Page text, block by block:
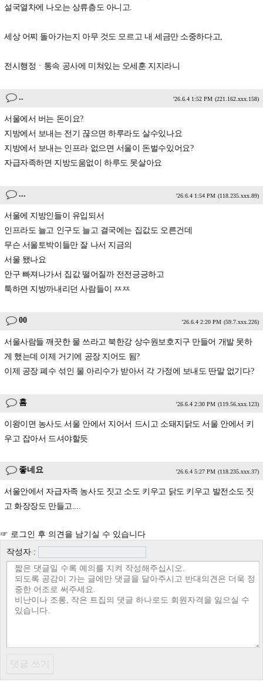
설국열차에 나오는 상류층도 아니고.
세상 어찌 돌아가는지 아무 것도 모르고 내 세금만 소중하다고,
전시행정ㆍ통속 공사에 미쳐있는 오세훈 지지라니
.. '26.6.4 1:52 PM (221.162.xxx.158)
서울에서 버는 돈이요?
지방에서 보내는 전기 끊으면 하루라도 살수있나요
지방에서 보내는 인프라 없으면 서울이 돈벌수있어요?
자급자족하면 지방도움없이 하루도 못살아요
... '26.6.4 1:54 PM (118.235.xxx.89)
서울에 지방인들이 유입되서
인프라도 늘고 인구도 늘고 결국에는 집값도 오른건데
무슨 서울토박이들만 잘 나서 지금의
서울 됐나요
안구 빠져나가서 집값 떨어질까 전전긍긍하고
툭하면 지방까내리던 사람들이 ㅉㅉ
00 '26.6.4 2:20 PM (59.7.xxx.226)
서울사람들 깨끗한 물 쓰라고 북한강 상수원보호지구 만들어 개발 못하
게 했는데 이제 거기에 공장 지어도 됨?
이제 공장 폐수 섞인 물 아리수가 받아서 각 가정에 보내도 딴말 없기다?
흠 '26.6.4 2:30 PM (119.56.xxx.123)
이왕이면 농사도 서울 안에서 지어서 드시고 소돼지닭도 서울 안에서 키
우고 잡아서 드셔야할듯
좋네요 '26.6.4 5:27 PM (118.235.xxx.37)
서울안에서 자급자족 농사도 짓고 소도 키우고 닭도 키우고 발전소도 짓
고 화장장도 만들고....
☞ 로그인 후 의견을 남기실 수 있습니다
작성자 :